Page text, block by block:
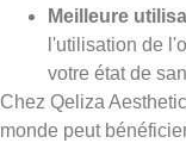
Meilleure
l'utilisation de
votre état de
Chez Qeliza
monde peut